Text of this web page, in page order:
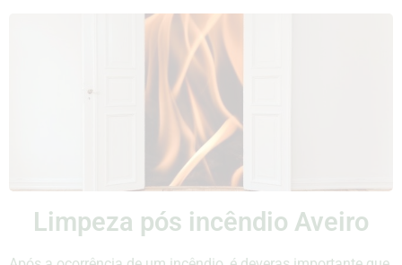
Limpeza pós incêndio Aveiro